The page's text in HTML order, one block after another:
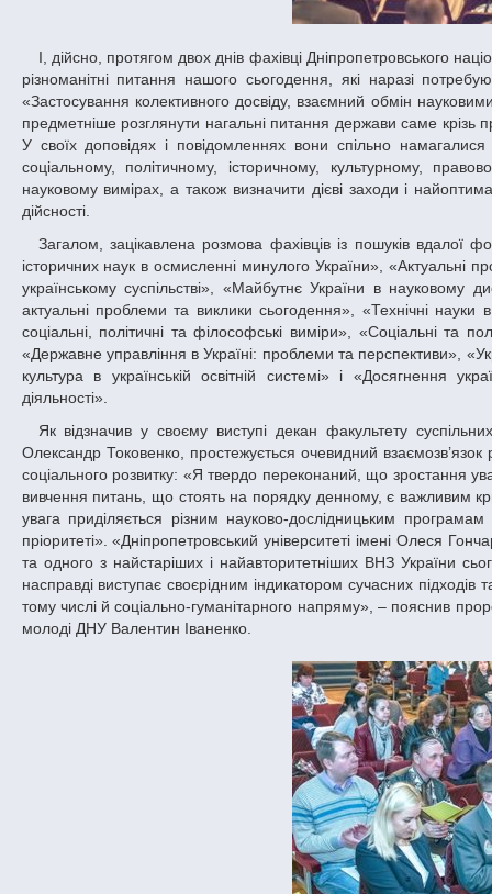
І, дійсно, протягом двох днів фахівці Дніпропетровського національного університету разом зі своїми колегами цілеспрямовано аналізували
різноманітні питання нашого сьогодення, які наразі
«Застосування колективного досвіду, взаємний обмін
предметніше розглянути нагальні питання держави саме крізь
У своїх доповідях і повідомленнях вони спільно
соціальному, політичному, історичному, культурному,
науковому вимірах, а також визначити дієві заходи і
дійсності.
Загалом, зацікавлена розмова фахівців із пошуків вдалої формули прогресивного поступу України велася у 15 напрямах: «Досягнення
історичних наук в осмисленні минулого України», «Актуальні
українському суспільстві», «Майбутнє України в науковому
актуальні проблеми та виклики сьогодення», «Технічні науки в
соціальні, політичні та філософські виміри», «Соціальні та
«Державне управління в Україні: проблеми та перспективи»,
культура в українській освітній системі» і «Досягнення
діяльності».
Як відзначив у своєму виступі декан факультету суспільних наук і міжнародних відносин ДНУ, доктор філософських наук, професор
Олександр Токовенко, простежується очевидний взаємозв’язок
соціального розвитку: «Я твердо переконаний, що зростання
вивчення питань, що стоять на порядку денному, є важливим
увага приділяється різним науково-дослідницьким
пріоритеті». «Дніпропетровський університеті імені Олеся
та одного з найстаріших і найавторитетніших ВНЗ України
насправді виступає своєрідним індикатором сучасних
тому числі й соціально-гуманітарного напряму», – пояснив
молоді ДНУ Валентин Іваненко.